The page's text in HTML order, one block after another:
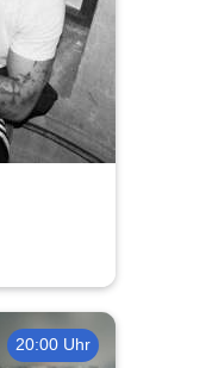
20:00 Uhr